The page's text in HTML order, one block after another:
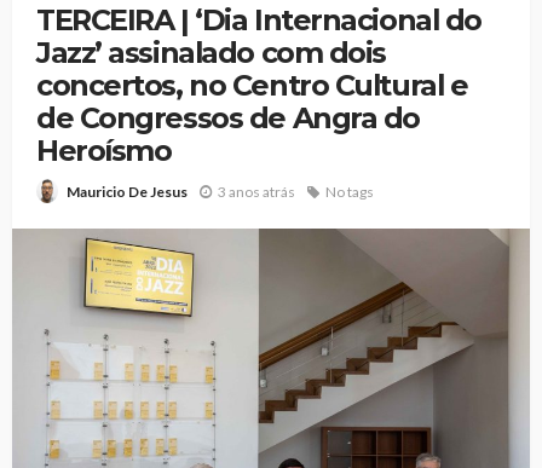
TERCEIRA | ‘Dia Internacional do
Jazz’ assinalado com dois
concertos, no Centro Cultural e
de Congressos de Angra do
Heroísmo
Mauricio De Jesus 3 anos atrás No tags